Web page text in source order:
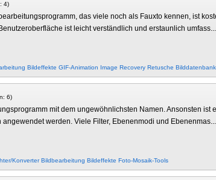
4)
das viele noch als Fauxto kennen, ist
ist leicht verständlich und erstaunlich umfass...
Bildeffekte GIF-Animation Image Recovery Retusche
6)
mit dem ungewöhnlichsten Namen. Ansonsten
werden. Viele Filter, Ebenenmodi und Ebenenmas...
Konverter Bildbearbeitung Bildeffekte Foto-Mosaik-Tools